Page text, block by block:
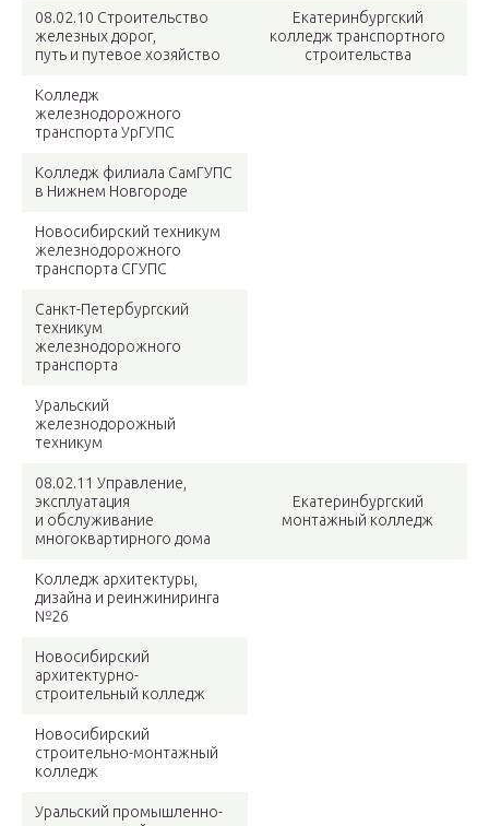
08.02.10 Строительство
железных дорог,
путь и путевое хозяйство
Екатеринбургский
колледж транспортного
строительства
Колледж
железнодорожного
транспорта УрГУПС
Колледж филиала СамГУПС
в Нижнем Новгороде
Новосибирский техникум
железнодорожного
транспорта СГУПС
Санкт-Петербургский
техникум
железнодорожного
транспорта
Уральский
железнодорожный
техникум
08.02.11 Управление,
эксплуатация
и обслуживание
многоквартирного дома
Екатеринбургский
монтажный колледж
Колледж архитектуры,
дизайна и реинжиниринга
№26
Новосибирский
архитектурно-
строительный колледж
Новосибирский
строительно-монтажный
колледж
Уральский промышленно-